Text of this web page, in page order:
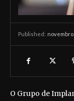
Published: novembro
O Grupo de